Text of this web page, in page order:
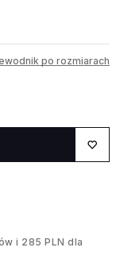
po rozmiarach
i 285 PLN dla